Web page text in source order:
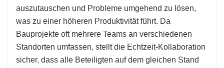
auszutauschen und Probleme umgehend zu lösen,
was zu einer höheren Produktivität führt. Da
Bauprojekte oft mehrere Teams an verschiedenen
Standorten umfassen, stellt die Echtzeit-Kollaboration
sicher, dass alle Beteiligten auf dem gleichen Stand